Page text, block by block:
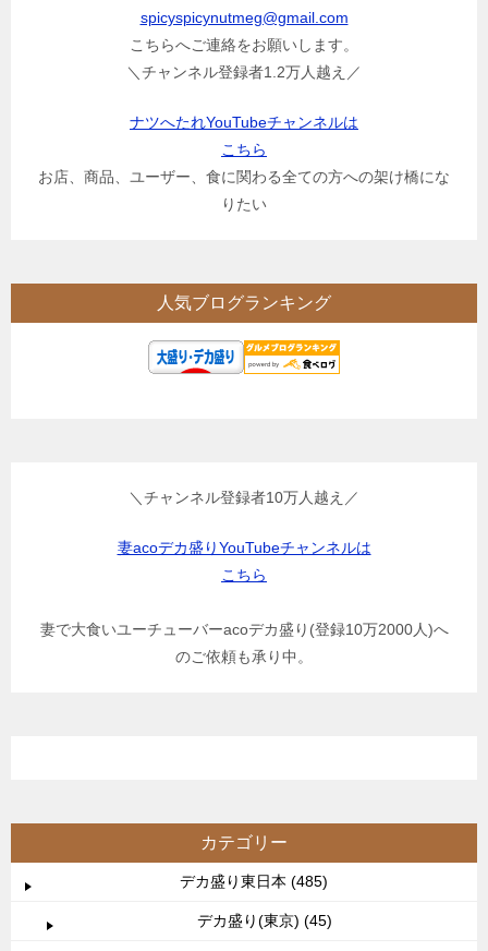
spicyspicynutmeg@gmail.com
こちらへご連絡をお願いします。
＼チャンネル登録者1.2万人越え／
ナツへたれYouTubeチャンネルは
こちら
お店、商品、ユーザー、食に関わる全ての方への架け橋にな
りたい
人気ブログランキング
＼チャンネル登録者10万人越え／
妻acoデカ盛りYouTubeチャンネルは
こちら
妻で大食いユーチューバーacoデカ盛り(登録10万2000人)へ
のご依頼も承り中。
カテゴリー
デカ盛り東日本 (485)
デカ盛り(東京) (45)